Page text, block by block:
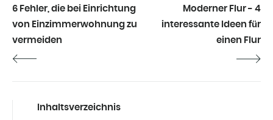
6 Fehler, die bei Einrichtung
von Einzimmerwohnung zu
vermeiden
Moderner Flur - 4
interessante Ideen für
einen Flur
Inhaltsverzeichnis